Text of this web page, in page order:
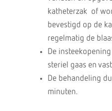
katheterzak of
bevestigd op de
regelmatig de
De
steriel gaas en
De behandeling
minuten.